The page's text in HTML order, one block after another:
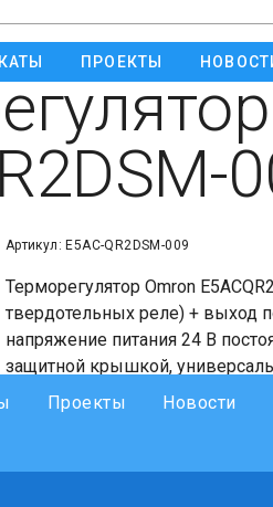
ПРОЕКТЫ
Артикул: E5AC-QR2DSM-009
Терморегулятор Omron
твердотельных реле) + выход
напряжение питания 24 В
защитной крышкой,
alarm: 2 (для 3-фазных
Проекты Новости